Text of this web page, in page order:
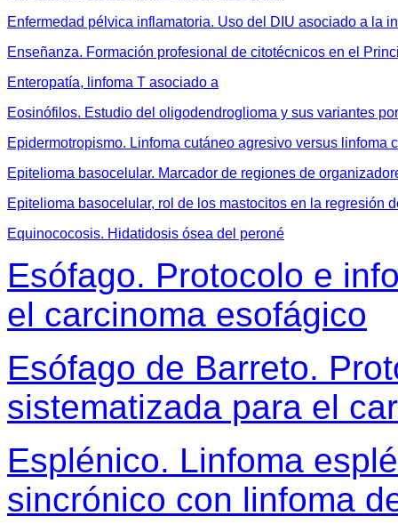
Enfermedad pélvica inflamatoria. Uso del DIU asociado a la
Enseñanza. Formación profesional de citotécnicos en el
Enteropatía, linfoma T asociado a
Eosinófilos. Estudio del oligodendroglioma y sus variantes
Epidermotropismo. Linfoma cutáneo agresivo versus linfoma
Epitelioma basocelular. Marcador de regiones de
Epitelioma basocelular, rol de los mastocitos en la regresión
Equinococosis. Hidatidosis ósea del peroné
Esófago. Protocolo e
el carcinoma esofágico
Esófago de Barreto.
sistematizada para el
Esplénico. Linfoma
sincrónico con linfoma